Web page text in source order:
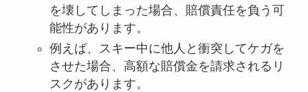
を壊してしまった場合、賠償責任を負う可
能性があります。
例えば、スキー中に他人と衝突してケガを
させた場合、高額な賠償金を請求されるリ
スクがあります。